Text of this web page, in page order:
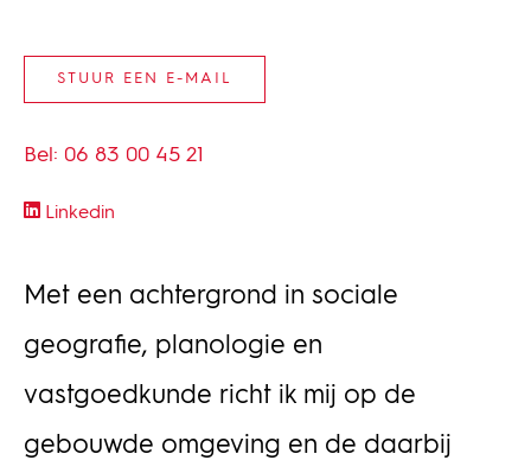
STUUR EEN E-MAIL
Bel: 06 83 00 45 21
Linkedin
Met een achtergrond in sociale
geografie, planologie en
vastgoedkunde richt ik mij op de
gebouwde omgeving en de daarbij